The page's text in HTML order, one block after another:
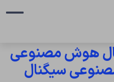
هوش مصنوعی
سیگنال